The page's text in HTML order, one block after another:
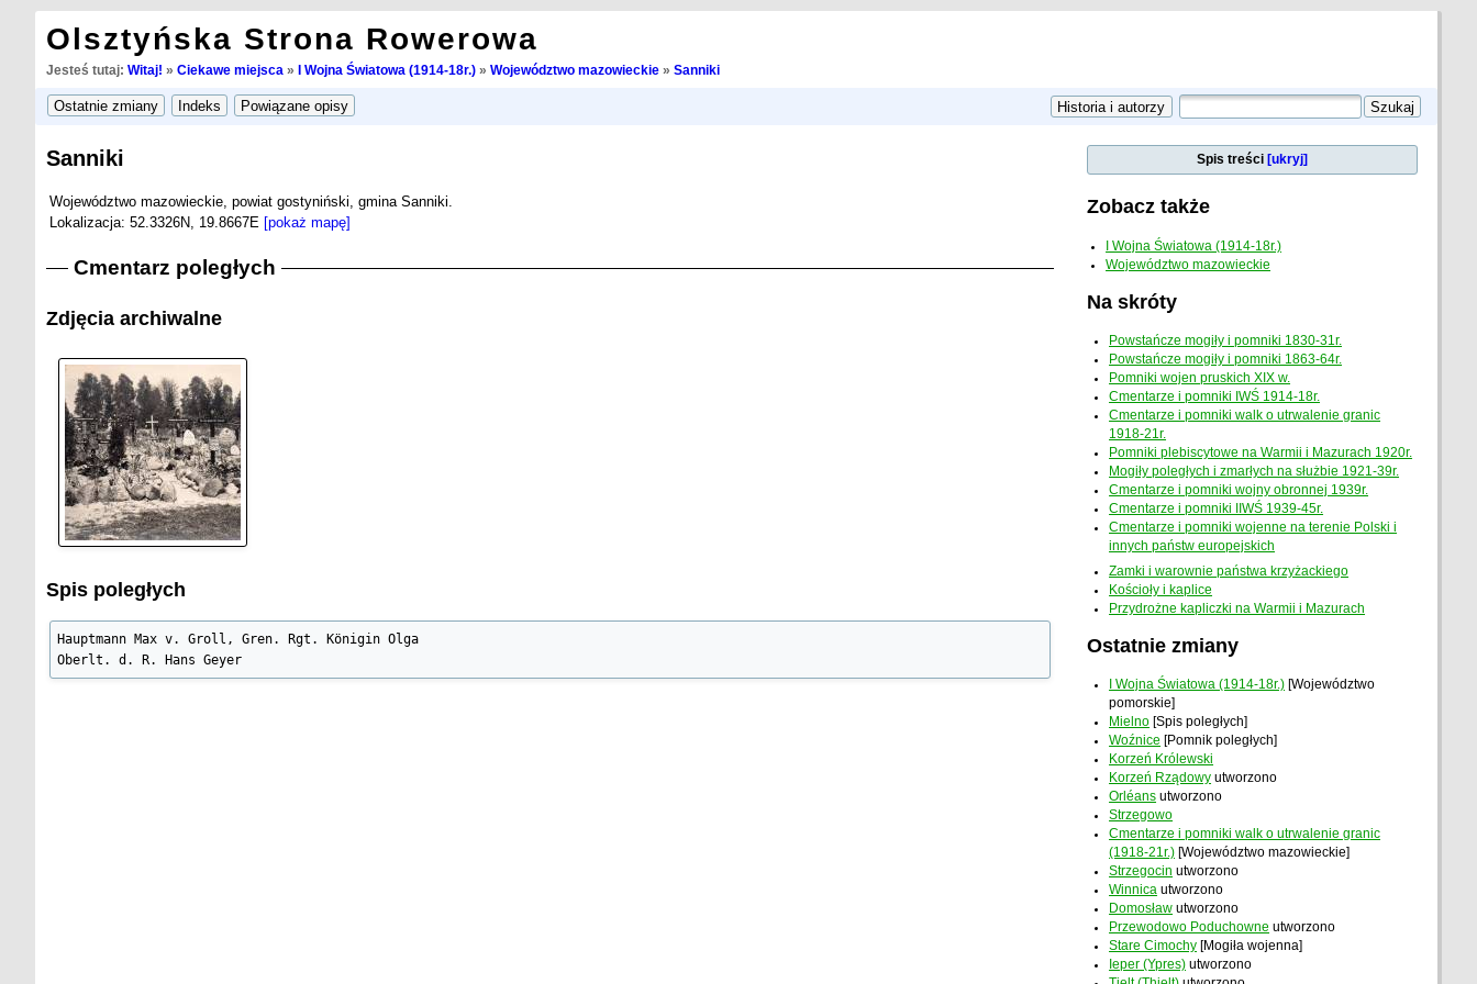
Olsztyńska Strona Rowerowa
Jesteś tutaj: Witaj! » Ciekawe miejsca » I Wojna Światowa (1914-18r.)» Województwo mazowieckie» Sanniki
Sanniki
Województwo mazowieckie, powiat gostyniński, gmina Sanniki.
Lokalizacja: 52.3326N, 19.8667E [pokaż mapę]
Cmentarz poległych
Zdjęcia archiwalne
Spis poległych
Hauptmann Max v. Groll, Gren. Rgt. Königin Olga
Oberlt. d. R. Hans Geyer
Spis treści [ukryj]
Zobacz także
I Wojna Światowa (1914-18r.)
Województwo mazowieckie
Na skróty
Powstańcze mogiły i pomniki 1830-31r.
Powstańcze mogiły i pomniki 1863-64r.
Pomniki wojen pruskich XIX w.
Cmentarze i pomniki IWŚ 1914-18r.
Cmentarze i pomniki walk o utrwalenie granic
1918-21r.
Pomniki plebiscytowe na Warmii i Mazurach 1920r.
Mogiły poległych i zmarłych na służbie 1921-39r.
Cmentarze i pomniki wojny obronnej 1939r.
Cmentarze i pomniki IIWŚ 1939-45r.
Cmentarze i pomniki wojenne na terenie Polski i
innych państw europejskich
Zamki i warownie państwa krzyżackiego
Kościoły i kaplice
Przydrożne kapliczki na Warmii i Mazurach
Ostatnie zmiany
I Wojna Światowa (1914-18r.) [Województwo
pomorskie]
Mielno [Spis poległych]
Woźnice [Pomnik poległych]
Korzeń Królewski
Korzeń Rządowy utworzono
Orléans utworzono
Strzegowo
Cmentarze i pomniki walk o utrwalenie granic
(1918-21r.) [Województwo mazowieckie]
Strzegocin utworzono
Winnica utworzono
Domosław utworzono
Przewodowo Poduchowne utworzono
Stare Cimochy [Mogiła wojenna]
Ieper (Ypres) utworzono